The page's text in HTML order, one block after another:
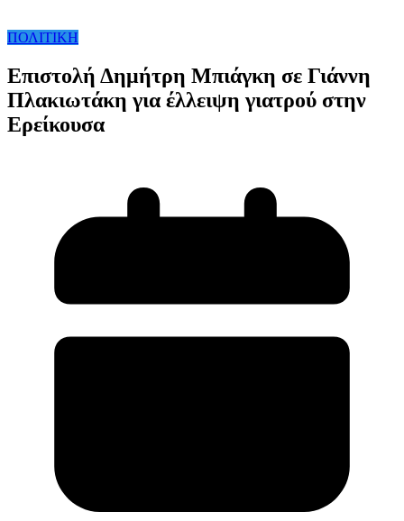
ΠΟΛΙΤΙΚΗ
Επιστολή Δημήτρη Μπιάγκη σε Γιάννη
Πλακιωτάκη για έλλειψη γιατρού στην
Ερείκουσα